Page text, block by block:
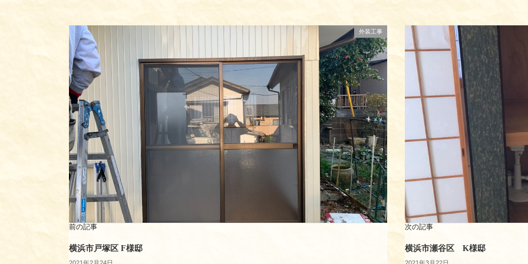
外装工事
前の記事
横浜市戸塚区 F様邸
次の記事
横浜市瀬谷区 K様邸